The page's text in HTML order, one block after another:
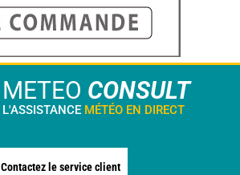
METEO CONSULT
L'ASSISTANCE MÉTÉO EN DIRECT
Contactez le service client